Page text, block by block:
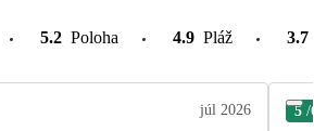
5.2 Poloha 4.9 Pláž 3.7
júl 2026 5 /6